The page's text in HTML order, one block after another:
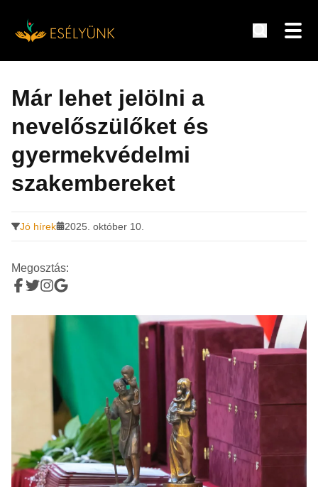
tartalomra
Már lehet jelölni a
nevelőszülőket és
gyermekvédelmi
szakembereket
Jó hírek 2025. október 10.
Megosztás: